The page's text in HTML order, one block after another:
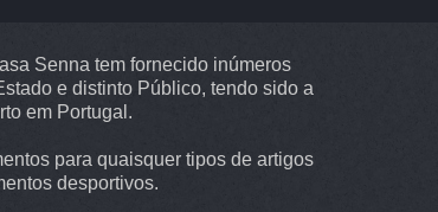
Senna tem fornecido inúmeros
e distinto Público, tendo sido a
em Portugal.
para quaisquer tipos de artigos
desportivos.